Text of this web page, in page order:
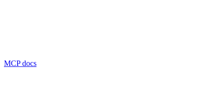
MCP docs